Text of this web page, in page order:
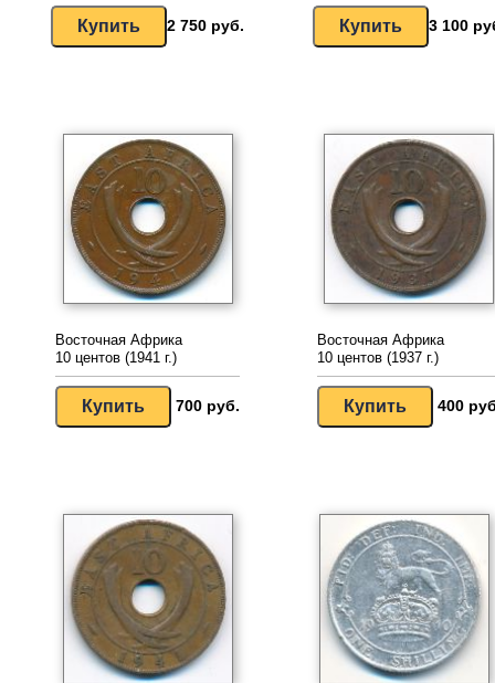
2 750 руб. 3 100
Восточная Африка
10 центов (1941 г.)
700 руб.
Восточная Африка
10 центов (1937 г.)
400